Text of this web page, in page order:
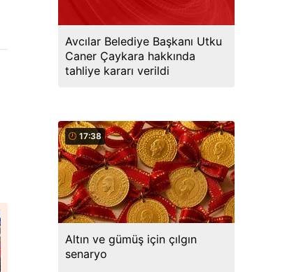
Avcılar Belediye Başkanı Utku
Caner Çaykara hakkında
tahliye kararı verildi
17:38
Altın ve gümüş için çılgın
senaryo